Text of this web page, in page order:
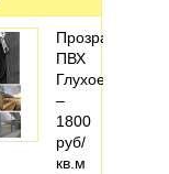
Прозрачный
ПВХ
Глухое
–
1800
руб/
кв.м